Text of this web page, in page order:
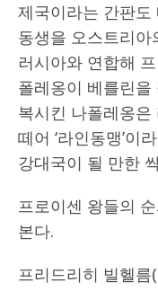
제국이라는 간판도
동생을 오스트리
러시아와 연합해
폴레옹이 베를린을
복시킨 나폴레옹
떼어 ‘라인동맹’이
강대국이 될 만한
프로이센 왕들의
본다.
프리드리히 빌헬름